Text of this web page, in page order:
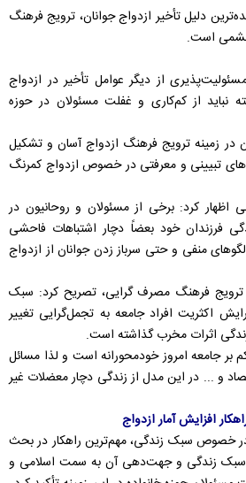
دلیل تأخیر ازدواج جوانان، ترویج فرهنگ
است.
از دیگر عوامل تأخیر در ازدواج
نباید از کم‌کاری و غفلت مسئولان در حوزه
در زمینه ترویج فرهنگ ازدواج آسان و تشکیل
تبیینی و معرفتی در خصوص ازدواج کمرنگ
اظهار کرد: برخی از مسئولان و روحانیون در
فرزندان خود بعضاً دچار اشتباهات فاحشی
منفی و حتی سرباز زدن جوانان از ازدواج
ترویج فرهنگ مصرف گرایی، تصریح کرد: سبک
اکثریت افراد جامعه به تجمل‌گرایی تغییر
اثرات مخرب گذاشته است.
جامعه امروز خودمحورانه است و لذا مسائل
و ... در این مدل از زندگی دچار معضلات غیر
افزایش آمار ازدواج
در خصوص سبک زندگی، مهم‌ترین راهکار در بحث
سبک زندگی و جهت‌دهی آن به سمت اسلامی و